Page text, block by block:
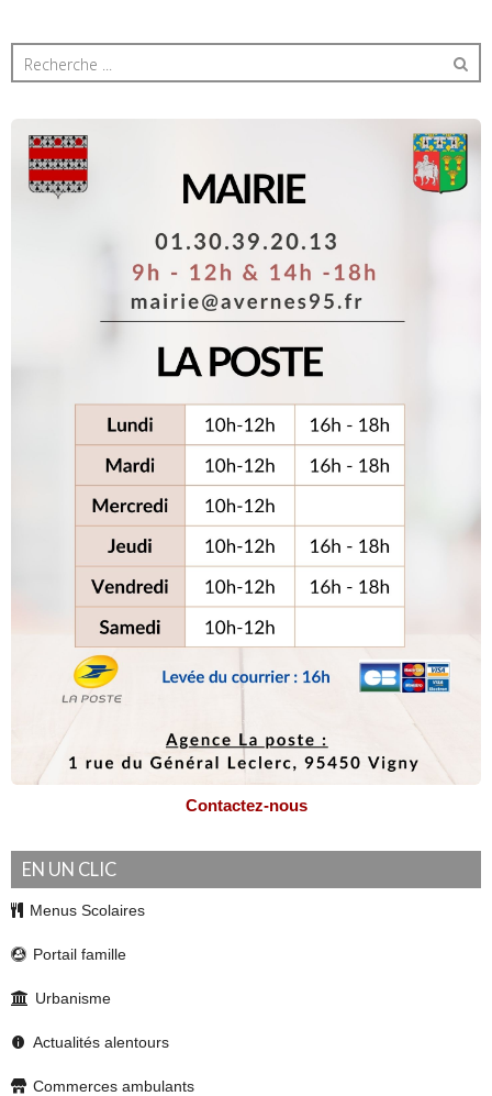
Contactez-nous
EN UN CLIC
Menus Scolaires
Portail famille
Urbanisme
Actualités alentours
Commerces ambulants